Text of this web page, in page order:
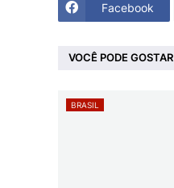
Facebook
VOCÊ PODE GOSTAR
BRASIL